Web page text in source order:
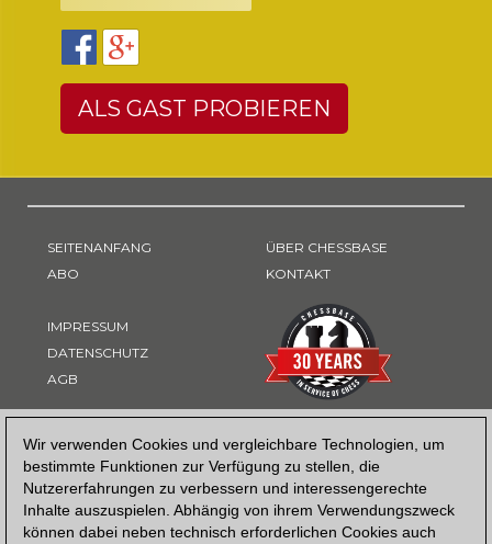
Wir verwenden Cookies und vergleichbare Technologien, um
bestimmte Funktionen zur Verfügung zu stellen, die
Nutzererfahrungen zu verbessern und interessengerechte
Inhalte auszuspielen. Abhängig von ihrem Verwendungszweck
können dabei neben technisch erforderlichen Cookies auch
ALS GAST PROBIEREN
SEITENANFANG
ABO
IMPRESSUM
DATENSCHUTZ
AGB
ÜBER CHESSBASE
KONTAKT
ZAHLUNGSART